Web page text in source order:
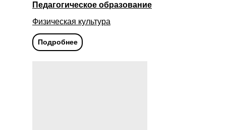
Педагогическое образование
Физическая культура
Подробнее